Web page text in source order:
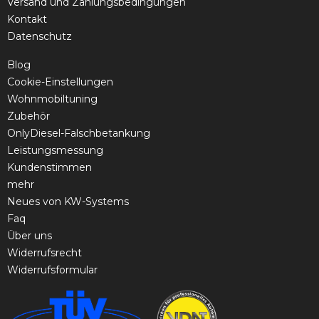
Kontakt
Datenschutz
Blog
Cookie-Einstellungen
Wohnmobiltuning
Zubehör
OnlyDiesel-Falschbetankung
Leistungsmessung
Kundenstimmen
mehr
Neues von KW-Systems
Faq
Über uns
Widerrufsrecht
Widerrufsformular